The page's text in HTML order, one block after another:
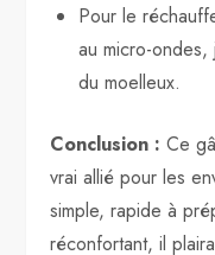
Pour le
au micro-
du moelleux.
Conclusion : Ce
vrai allié pour les
simple, rapide à
réconfortant, il